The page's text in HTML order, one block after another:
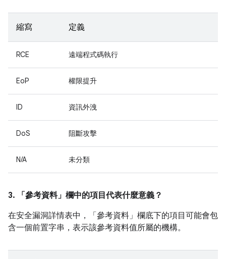
縮寫 定義
RCE 遠端程式碼執行
EoP 權限提升
ID 資訊外洩
DoS 阻斷攻擊
N/A 未分類
3. 「參考資料」 欄中的項目代表什麼意義？
在安全漏洞詳情表中，「參考資料」 欄底下的項目可能會包
含一個前置字串，表示該參考資料值所屬的機構。